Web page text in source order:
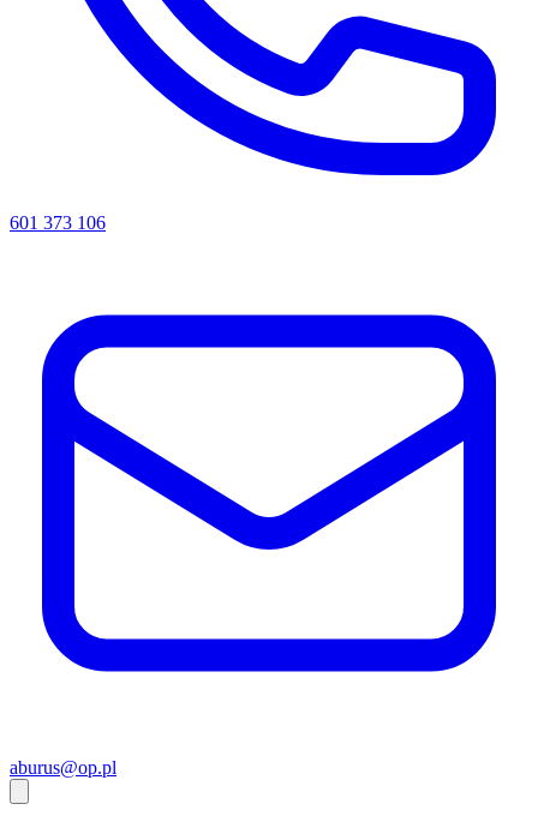
601 373 106
aburus@op.pl